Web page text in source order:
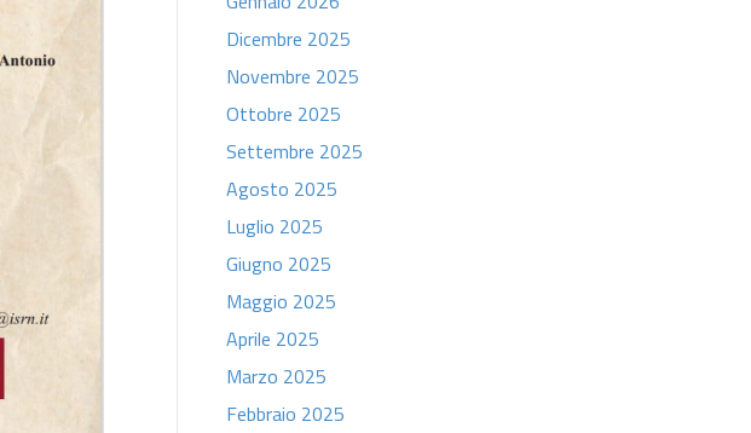
Dicembre 2025
Novembre 2025
Ottobre 2025
Settembre 2025
Agosto 2025
Luglio 2025
Giugno 2025
Maggio 2025
Aprile 2025
Marzo 2025
Febbraio 2025